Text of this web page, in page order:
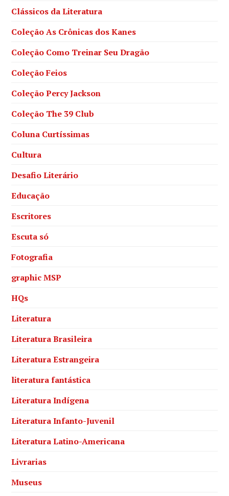
Clássicos da Literatura
Coleção As Crônicas dos Kanes
Coleção Como Treinar Seu Dragão
Coleção Feios
Coleção Percy Jackson
Coleção The 39 Club
Coluna Curtíssimas
Cultura
Desafio Literário
Educação
Escritores
Escuta só
Fotografia
graphic MSP
HQs
Literatura
Literatura Brasileira
Literatura Estrangeira
literatura fantástica
Literatura Indígena
Literatura Infanto-Juvenil
Literatura Latino-Americana
Livrarias
Museus